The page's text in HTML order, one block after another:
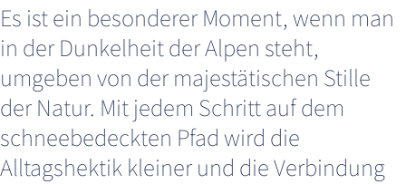
Es ist ein besonderer Moment, wenn man
in der Dunkelheit der Alpen steht,
umgeben von der majestätischen Stille
der Natur. Mit jedem Schritt auf dem
schneebedeckten Pfad wird die
Alltagshektik kleiner und die Verbindung